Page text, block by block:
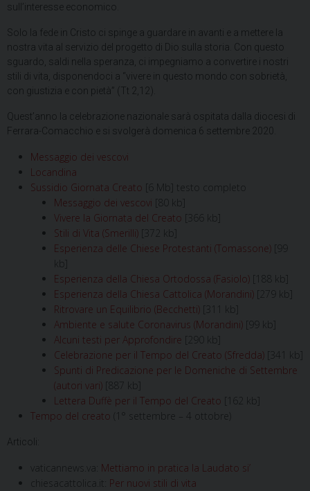
sull’interesse economico.
Solo la fede in Cristo ci spinge a guardare in avanti e a mettere la
nostra vita al servizio del progetto di Dio sulla storia. Con questo
sguardo, saldi nella speranza, ci impegniamo a convertire i nostri
stili di vita, disponendoci a “vivere in questo mondo con sobrietà,
con giustizia e con pietà” (Tt 2,12).
Quest’anno la celebrazione nazionale sarà ospitata dalla diocesi di
Ferrara-Comacchio e si svolgerà domenica 6 settembre 2020.
Messaggio dei vescovi
Locandina
Sussidio Giornata Creato [6 Mb] testo completo
Messaggio dei vescovi [80 kb]
Vivere la Giornata del Creato [366 kb]
Stili di Vita (Smerilli) [372 kb]
Esperienza delle Chiese Protestanti (Tomassone) [99
kb]
Esperienza della Chiesa Ortodossa (Fasiolo) [188 kb]
Esperienza della Chiesa Cattolica (Morandini) [279 kb]
Ritrovare un Equilibrio (Becchetti) [311 kb]
Ambiente e salute Coronavirus (Morandini) [99 kb]
Alcuni testi per Approfondire [290 kb]
Celebrazione per il Tempo del Creato (Sfredda) [341 kb]
Spunti di Predicazione per le Domeniche di Settembre
(autori vari) [887 kb]
Lettera Duffè per il Tempo del Creato [162 kb]
Tempo del creato (1° settembre – 4 ottobre)
Articoli:
vaticannews.va: Mettiamo in pratica la Laudato si’
chiesacattolica.it: Per nuovi stili di vita